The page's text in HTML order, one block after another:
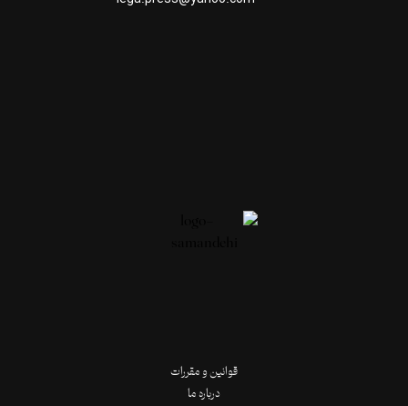
قوانین و مقررات
درباره ما